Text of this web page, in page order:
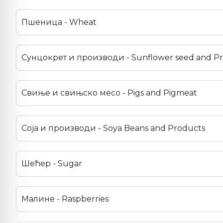
Пшеница - Wheat
Сунцокрет и производи - Sunflower seed and
Свиње и свињско месо - Pigs and Pigmeat
Соја и производи - Soya Beans and Products
Шећер - Sugar
Малине - Raspberries